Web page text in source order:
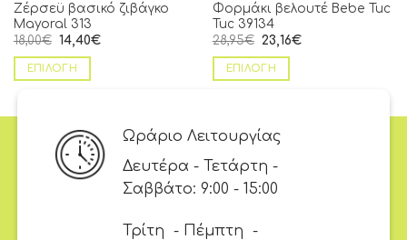
Zέρσεϋ βασικό ζιβάγκο
Mayoral 313
18,00€ 14,40€
ΕΠΙΛΟΓΉ
Φορμάκι βελουτέ Βebe Tuc
Tuc 39134
28,95€ 23,16€
ΕΠΙΛΟΓΉ
Ωράριο Λειτουργίας
Δευτέρα - Τετάρτη -
Σαββάτο: 9:00 - 15:00
Τρίτη - Πέμπτη -